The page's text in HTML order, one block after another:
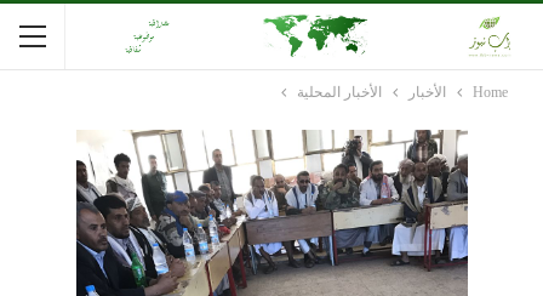
Home الأخبار الأخبار المحلية